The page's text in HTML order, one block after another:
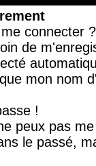
connecter ?
de
mon nom
!
peux pas
le passé,